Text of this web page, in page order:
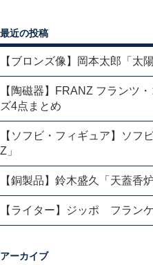
最近の投稿
【ブロンズ像】岡本太郎「太
【陶磁器】FRANZ フランツ
ズ4点まとめ
【ソフビ・フィギュア】ソ
Z」
【銅製品】鈴木盛久「天蓋香炉
【ライター】ジッポ フラン
アーカイブ